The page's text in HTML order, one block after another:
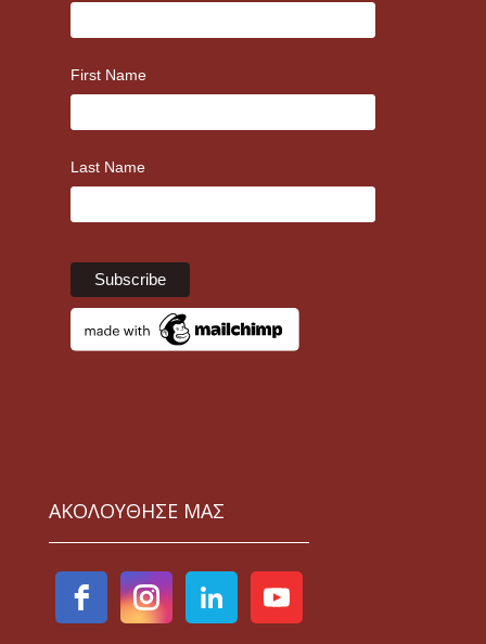
First Name
Last Name
ΑΚΟΛΟΥΘΗΣΕ ΜΑΣ